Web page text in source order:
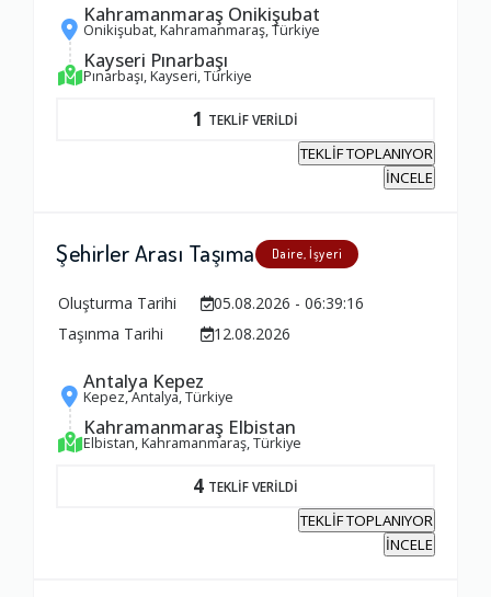
Kahramanmaraş Onikişubat
Onikişubat, Kahramanmaraş, Türkiye
Kayseri Pınarbaşı
Pınarbaşı, Kayseri, Türkiye
1 TEKLİF VERİLDİ
TEKLİF TOPLANIYOR
İNCELE
Şehirler Arası Taşıma Daire, İşyeri
Oluşturma Tarihi
05.08.2026 - 06:39:16
Taşınma Tarihi
12.08.2026
Antalya Kepez
Kepez, Antalya, Türkiye
Kahramanmaraş Elbistan
Elbistan, Kahramanmaraş, Türkiye
4 TEKLİF VERİLDİ
TEKLİF TOPLANIYOR
İNCELE